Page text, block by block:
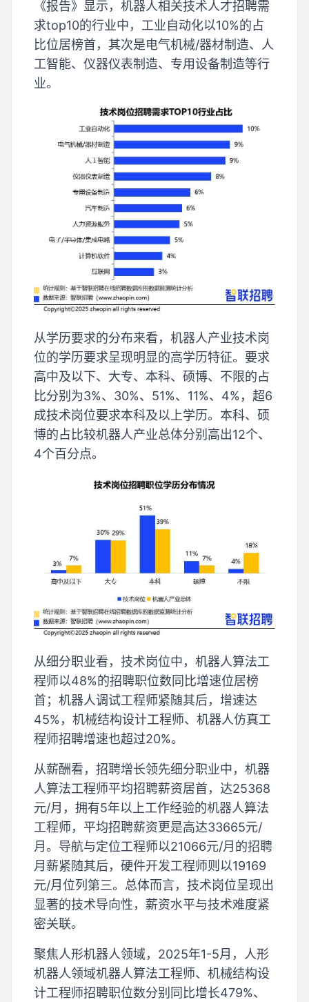
《报告》显示，机器人相关技术人才招聘需
求top10的行业中，工业自动化以10%的占
比位居榜首，其次是电气机械/器材制造、人
工智能、仪器仪表制造、专用设备制造等行
业。
从学历要求的分布来看，机器人产业技术岗
位的学历要求呈现明显的高学历特征。要求
高中及以下、大专、本科、硕博、不限的占
比分别为3%、30%、51%、11%、4%，超6
成技术岗位要求本科及以上学历。本科、硕
博的占比较机器人产业总体分别高出12个、
4个百分点。
从细分职业看，技术岗位中，机器人算法工
程师以48%的招聘职位数同比增速位居榜
首；机器人调试工程师紧随其后，增速达
45%，机械结构设计工程师、机器人仿真工
程师招聘增速也超过20%。
从薪酬看，招聘增长领先细分职业中，机器
人算法工程师平均招聘薪资居首，达25368
元/月，拥有5年以上工作经验的机器人算法
工程师，平均招聘薪资更是高达33665元/
月。导航与定位工程师以21066元/月的招聘
月薪紧随其后，硬件开发工程师则以19169
元/月位列第三。总体而言，技术岗位呈现出
显著的技术导向性，薪资水平与技术难度紧
密关联。
聚焦人形机器人领域，2025年1-5月，人形
机器人领域机器人算法工程师、机械结构设
计工程师招聘职位数分别同比增长479%、